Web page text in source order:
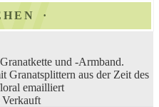
und -Armband.
Granatsplittern aus der Zeit des
emailliert
Verkauft